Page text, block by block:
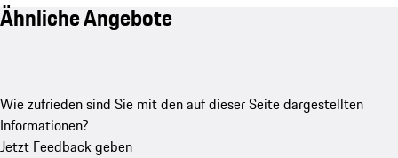
Ähnliche Angebote
Wie zufrieden sind Sie mit den auf dieser Seite dargestellten
Informationen?
Jetzt Feedback geben